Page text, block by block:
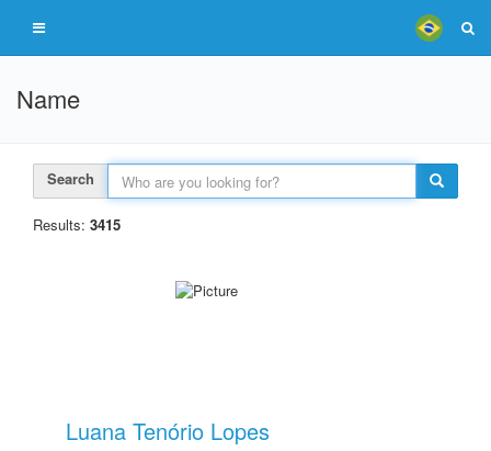
Name
Search
Results: 3415
Luana Tenório Lopes